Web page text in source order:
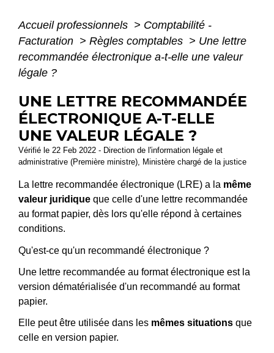
Accueil professionnels > Comptabilité -
Facturation > Règles comptables > Une lettre
recommandée électronique a-t-elle une valeur
légale ?
UNE LETTRE RECOMMANDÉE
ÉLECTRONIQUE A-T-ELLE
UNE VALEUR LÉGALE ?
Vérifié le 22 Feb 2022 - Direction de l'information légale et
administrative (Première ministre), Ministère chargé de la justice
La lettre recommandée électronique (LRE) a la même
valeur juridique que celle d'une lettre recommandée
au format papier, dès lors qu'elle répond à certaines
conditions.
Qu'est-ce qu'un recommandé électronique ?
Une lettre recommandée au format électronique est la
version dématérialisée d'un recommandé au format
papier.
Elle peut être utilisée dans les mêmes situations que
celle en version papier.